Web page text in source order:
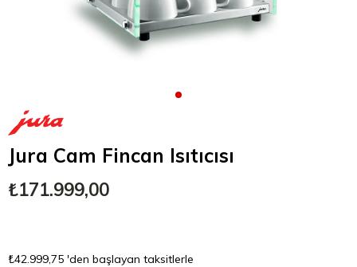
Jura Cam Fincan Isıtıcısı
₺171.999,00
₺42.999,75 'den başlayan taksitlerle